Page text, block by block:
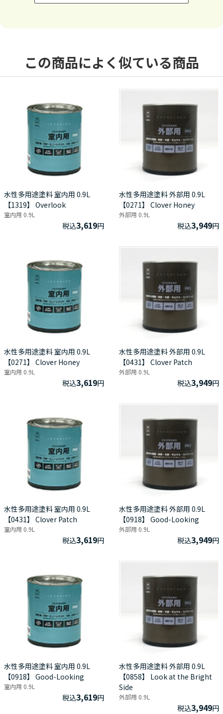
この商品によく似ている商品
水性多用途塗料 室内用 0.9L
【1319】 Overlook
室内用 0.9L
税込3,619円
水性多用途塗料 外部用 0.9L
【0271】 Clover Honey
外部用 0.9L
税込3,949円
水性多用途塗料 室内用 0.9L
【0271】 Clover Honey
室内用 0.9L
税込3,619円
水性多用途塗料 外部用 0.9L
【0431】 Clover Patch
外部用 0.9L
税込3,949円
水性多用途塗料 室内用 0.9L
【0431】 Clover Patch
室内用 0.9L
税込3,619円
水性多用途塗料 外部用 0.9L
【0918】 Good-Looking
外部用 0.9L
税込3,949円
水性多用途塗料 室内用 0.9L
【0918】 Good-Looking
室内用 0.9L
税込3,619円
水性多用途塗料 外部用 0.9L
【0858】 Look at the Bright
Side
外部用 0.9L
税込3,949円